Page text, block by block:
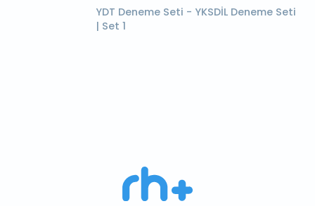
YDT Deneme Seti - YKSDİL Deneme Seti
| Set 1